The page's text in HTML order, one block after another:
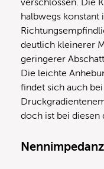
halbwegs konstant
deutlich kleinerer
geringerer
Die leichte
findet sich auch
doch ist bei diesen